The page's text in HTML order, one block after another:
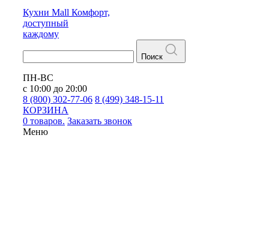
Кухни Mall Комфорт,
доступный
каждому
Поиск
ПН-ВС
с 10:00 до 20:00
8 (800) 302-77-06 8 (499) 348-15-11
КОРЗИНА
0 товаров. Заказать звонок
Меню